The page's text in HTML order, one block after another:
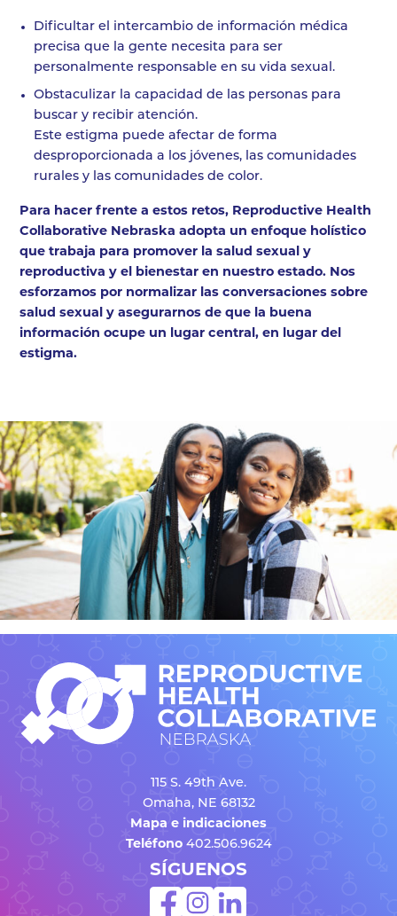
Dificultar el intercambio de información médica
precisa que la gente necesita para ser
personalmente responsable en su vida sexual.
Obstaculizar la capacidad de las personas para
buscar y recibir atención.
Este estigma puede afectar de forma
desproporcionada a los jóvenes, las comunidades
rurales y las comunidades de color.
Para hacer frente a estos retos, Reproductive Health
Collaborative Nebraska adopta un enfoque holístico
que trabaja para promover la salud sexual y
reproductiva y el bienestar en nuestro estado. Nos
esforzamos por normalizar las conversaciones sobre
salud sexual y asegurarnos de que la buena
información ocupe un lugar central, en lugar del
estigma.
115 S. 49th Ave.
Omaha, NE 68132
Mapa e indicaciones
Teléfono 402.506.9624
SÍGUENOS